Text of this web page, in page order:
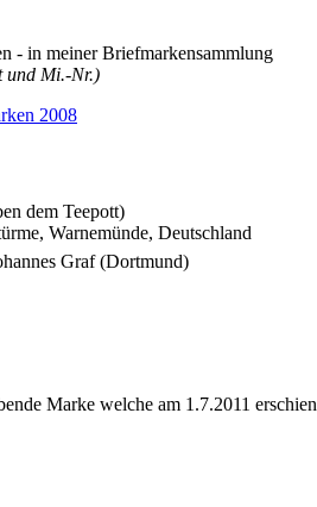
und Mi.-Nr.)
2008
dem Teepott)
Warnemünde, Deutschland
Graf (Dortmund)
Marke welche am 1.7.2011 erschien